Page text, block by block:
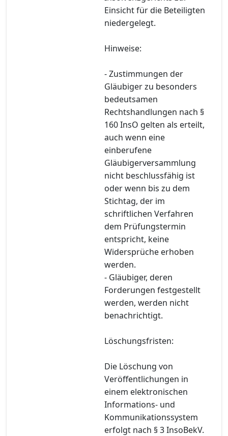
Einsicht für die Beteiligten
niedergelegt.
Hinweise:
- Zustimmungen der
Gläubiger zu besonders
bedeutsamen
Rechtshandlungen nach §
160 InsO gelten als erteilt,
auch wenn eine
einberufene
Gläubigerversammlung
nicht beschlussfähig ist
oder wenn bis zu dem
Stichtag, der im
schriftlichen Verfahren
dem Prüfungstermin
entspricht, keine
Widersprüche erhoben
werden.
- Gläubiger, deren
Forderungen festgestellt
werden, werden nicht
benachrichtigt.
Löschungsfristen:
Die Löschung von
Veröffentlichungen in
einem elektronischen
Informations- und
Kommunikationssystem
erfolgt nach § 3 InsoBekV.